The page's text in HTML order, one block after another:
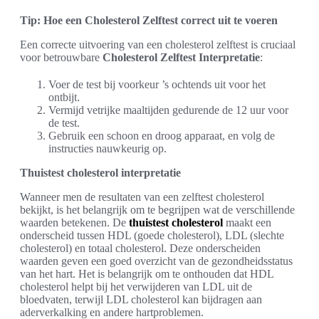
Tip: Hoe een Cholesterol Zelftest correct uit te voeren
Een correcte uitvoering van een cholesterol zelftest is cruciaal
voor betrouwbare Cholesterol Zelftest Interpretatie:
Voer de test bij voorkeur ’s ochtends uit voor het
ontbijt.
Vermijd vetrijke maaltijden gedurende de 12 uur voor
de test.
Gebruik een schoon en droog apparaat, en volg de
instructies nauwkeurig op.
Thuistest cholesterol interpretatie
Wanneer men de resultaten van een zelftest cholesterol
bekijkt, is het belangrijk om te begrijpen wat de verschillende
waarden betekenen. De thuistest cholesterol maakt een
onderscheid tussen HDL (goede cholesterol), LDL (slechte
cholesterol) en totaal cholesterol. Deze onderscheiden
waarden geven een goed overzicht van de gezondheidsstatus
van het hart. Het is belangrijk om te onthouden dat HDL
cholesterol helpt bij het verwijderen van LDL uit de
bloedvaten, terwijl LDL cholesterol kan bijdragen aan
aderverkalking en andere hartproblemen.